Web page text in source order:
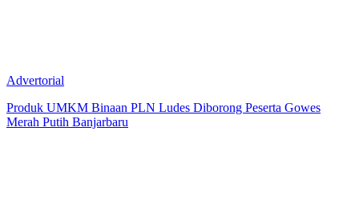
Advertorial
Produk UMKM Binaan PLN Ludes Diborong Peserta Gowes
Merah Putih Banjarbaru